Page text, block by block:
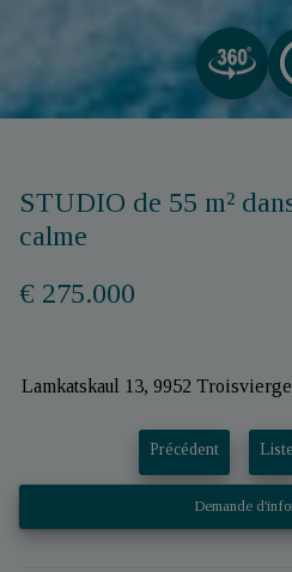
STUDIO de 55 m²
calme
€ 275.000
Lamkatskaul 13, 9952
Précédent Liste
Demande